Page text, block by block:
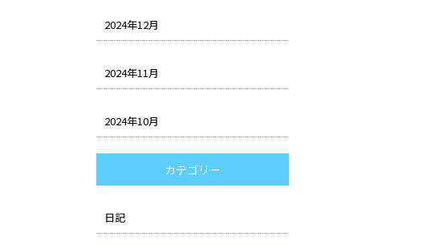
2024年12月
2024年11月
2024年10月
カテゴリー
日記